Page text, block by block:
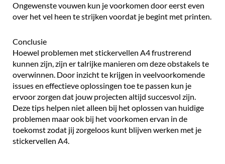
Ongewenste vouwen kun je voorkomen door eerst even
over het vel heen te strijken voordat je begint met printen.
Conclusie
Hoewel problemen met stickervellen A4 frustrerend
kunnen zijn, zijn er talrijke manieren om deze obstakels te
overwinnen. Door inzicht te krijgen in veelvoorkomende
issues en effectieve oplossingen toe te passen kun je
ervoor zorgen dat jouw projecten altijd succesvol zijn.
Deze tips helpen niet alleen bij het oplossen van huidige
problemen maar ook bij het voorkomen ervan in de
toekomst zodat jij zorgeloos kunt blijven werken met je
stickervellen A4.